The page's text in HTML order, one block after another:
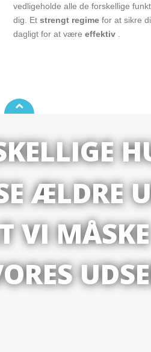
vedligeholde alle de forskellige
dig. Et strengt regime for at sikre
dagligt for at være effektiv
ÆLDRE
VI